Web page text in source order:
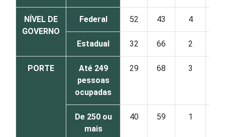
NÍVEL DE
GOVERNO
Federal 52 43 4
Estadual 32 66 2
PORTE
Até 249
pessoas
ocupadas
29 68 3
De 250 ou
mais
40 59 1